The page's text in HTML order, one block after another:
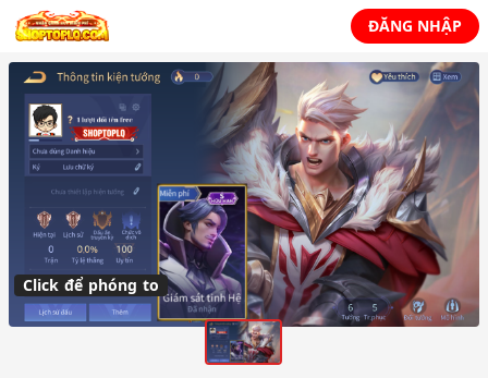
ĐĂNG NHẬP
Click để phóng to